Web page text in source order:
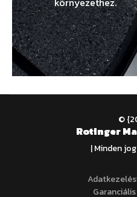
©
Rotinger
| Minden